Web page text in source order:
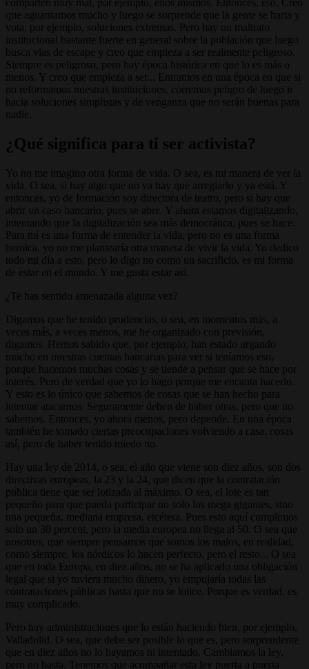
comparten muy mal, por ejemplo, ellos mismos. Entonces, eso. Creo
que aguantamos mucho y luego se sorprende que la gente se harta y
vota, por ejemplo, soluciones extremas. Pero hay un maltrato
institucional bastante fuerte en general sobre la población que luego
busca vías de escape y creo que empieza a ser realmente peligroso.
Siempre es peligroso, pero hay época histórica en que lo es más o
menos. Y creo que empieza a ser... Entramos en una época en que si
no reformamos nuestras instituciones, corremos peligro de luego ir
hacia soluciones simplistas y de venganza que no serán buenas para
nadie.
¿Qué significa para ti ser activista?
Yo no me imagino otra forma de vida. O sea, es mi manera de ver la
vida. O sea, si hay algo que no va hay que arreglarlo y ya está. Y
entonces, yo de formación soy directora de teatro, pero si hay que
abrir un caso bancario, pues se abre. Y ahora estamos digitalizando,
intentando que la digitalización sea más democrática, pues se hace.
Para mí es una forma de entender la vida, pero no es una forma
heroica, yo no me plantearía otra manera de vivir la vida. Yo dedico
todo mi día a esto, pero lo digo no como un sacrificio, es mi forma
de estar en el mundo. Y me gusta estar así.
¿Te has sentido amenazada alguna vez?
Digamos que he tenido prudencias, o sea, en momentos más, a
veces más, a veces menos, me he organizado con previsión,
digamos. Hemos sabido que, por ejemplo, han estado urgando
mucho en nuestras cuentas bancarias para ver si teníamos eso,
porque hacemos muchas cosas y se tiende a pensar que se hace por
interés. Pero de verdad que yo lo hago porque me encanta hacerlo.
Y esto es lo único que sabemos de cosas que se han hecho para
intentar atacarnos. Seguramente deben de haber otras, pero que no
sabemos. Entonces, yo ahora menos, pero depende. En una época
también he tomado ciertas preocupaciones volviendo a casa, cosas
así, pero de haber tenido miedo no.
Hay una ley de 2014, o sea, el año que viene son diez años, son dos
directivas europeas, la 23 y la 24, que dicen que la contratación
pública tiene que ser lotizada al máximo. O sea, el lote es tan
pequeño para que pueda participar no solo los mega gigantes, sino
una pequeña, mediana empresa, etcétera. Pues esto aquí cumplimos
solo un 30 percent, pero la media europea no llega al 50. O sea que
nosotros, que siempre pensamos que somos los malos, en realidad,
como siempre, los nórdicos lo hacen perfecto, pero el resto... O sea
que en toda Europa, en diez años, no se ha aplicado una obligación
legal que si yo tuviera mucho dinero, yo empujaría todas las
contrataciones públicas hasta que no se lotice. Porque es verdad, es
muy complicado.
Pero hay administraciones que lo están haciendo bien, por ejemplo,
Valladolid. O sea, que debe ser posible lo que es, pero sorprendente
que en diez años no lo hayamos ni intentado. Cambiamos la ley,
pero no basta. Tenemos que acompañar esta ley puerta a puerta